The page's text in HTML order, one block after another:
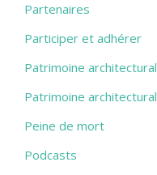
Partenaires
Participer et adhérer
Patrimoine architectural
Patrimoine architectural
Peine de mort
Podcasts